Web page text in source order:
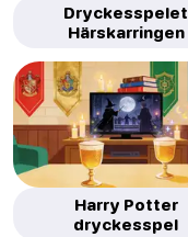
Dryckesspelet
Härskarringen
Harry Potter
dryckesspel